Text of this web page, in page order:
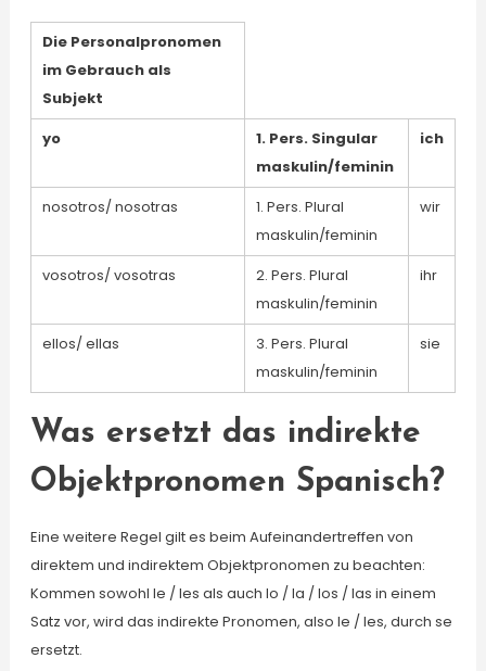
Die Personalpronomen
im Gebrauch als
Subjekt
yo
1. Pers. Singular
maskulin/feminin
ich
nosotros/ nosotras
1. Pers. Plural
maskulin/feminin
wir
vosotros/ vosotras
2. Pers. Plural
maskulin/feminin
ihr
ellos/ ellas
3. Pers. Plural
maskulin/feminin
sie
Was ersetzt das indirekte
Objektpronomen Spanisch?
Eine weitere Regel gilt es beim Aufeinandertreffen von
direktem und indirektem Objektpronomen zu beachten:
Kommen sowohl le / les als auch lo / la / los / las in einem
Satz vor, wird das indirekte Pronomen, also le / les, durch se
ersetzt.